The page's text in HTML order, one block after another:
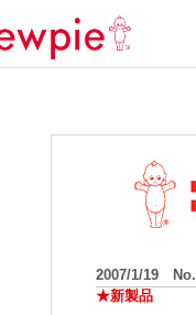
2007/1/19
★新製品